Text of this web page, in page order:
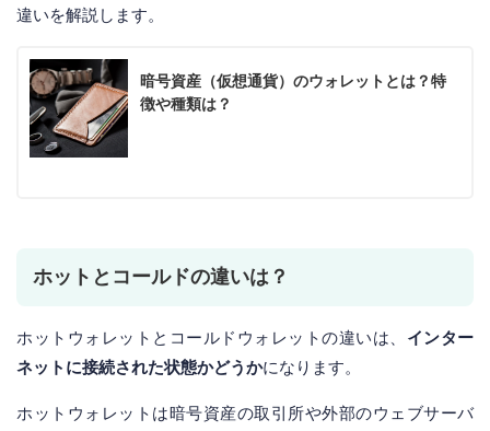
違いを解説します。
暗号資産（仮想通貨）のウォレットとは？特
徴や種類は？
ホットとコールドの違いは？
ホットウォレットとコールドウォレットの違いは、 インター
ネットに接続された状態かどうかになります。
ホットウォレットは暗号資産の取引所や外部のウェブサーバ